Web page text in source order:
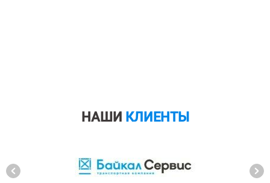
НАШИ КЛИЕНТЫ